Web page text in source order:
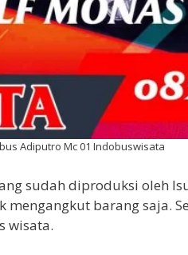
Adiputro Mc 01 Indobuswisata
sudah diproduksi oleh
barang saja.
wisata.